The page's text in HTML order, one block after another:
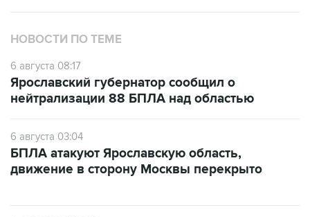
НОВОСТИ ПО ТЕМЕ
6 августа 08:17
Ярославский губернатор сообщил о
нейтрализации 88 БПЛА над областью
6 августа 03:04
БПЛА атакуют Ярославскую область,
движение в сторону Москвы перекрыто